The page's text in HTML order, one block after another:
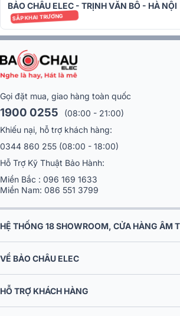
Hình ảnh hiển thị có độ chi tiết rõ ràng, phù
nội dung đa phương tiện. Ngoài ra, tỷ lệ
tái tạo tốt các vùng sáng và tối, tạo chiều sâu
khả năng hiển thị chi tiết trong nhiều điều kiện
Vận hành bền bỉ, tiết kiệm chi phí
Một trong những yếu tố được nhiều trường
quan tâm khi chọn máy chiếu chính là tuổi thọ
Epson EB-982W sử dụng bóng đèn UHE
BẢO CHÂU ELEC - TRỊNH VĂN BÔ - HÀ NỘI
SẮP KHAI TRƯƠNG
Gọi đặt mua, giao hàng toàn quốc
1900 0255
(08:00 - 21:00)
Khiếu nại, hỗ trợ khách hàng:
0344 860 255 (08:00 - 18:00)
Hỗ Trợ Kỹ Thuật Bảo Hành:
Miền Bắc : 096 169 1633
Miền Nam: 086 551 3799
HỆ THỐNG 18 SHOWROOM, CỬA HÀNG ÂM
VỀ BẢO CHÂU ELEC
HỖ TRỢ KHÁCH HÀNG